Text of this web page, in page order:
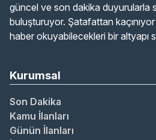
güncel ve son dakika duyurularla
buluşturuyor. Şatafattan
haber okuyabilecekleri bir altyapı
Kurumsal
Son Dakika
Kamu İlanları
Günün İlanları